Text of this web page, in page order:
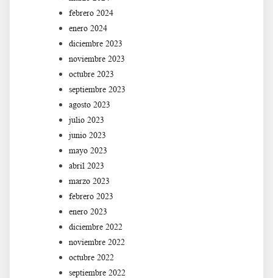
febrero 2024
enero 2024
diciembre 2023
noviembre 2023
octubre 2023
septiembre 2023
agosto 2023
julio 2023
junio 2023
mayo 2023
abril 2023
marzo 2023
febrero 2023
enero 2023
diciembre 2022
noviembre 2022
octubre 2022
septiembre 2022